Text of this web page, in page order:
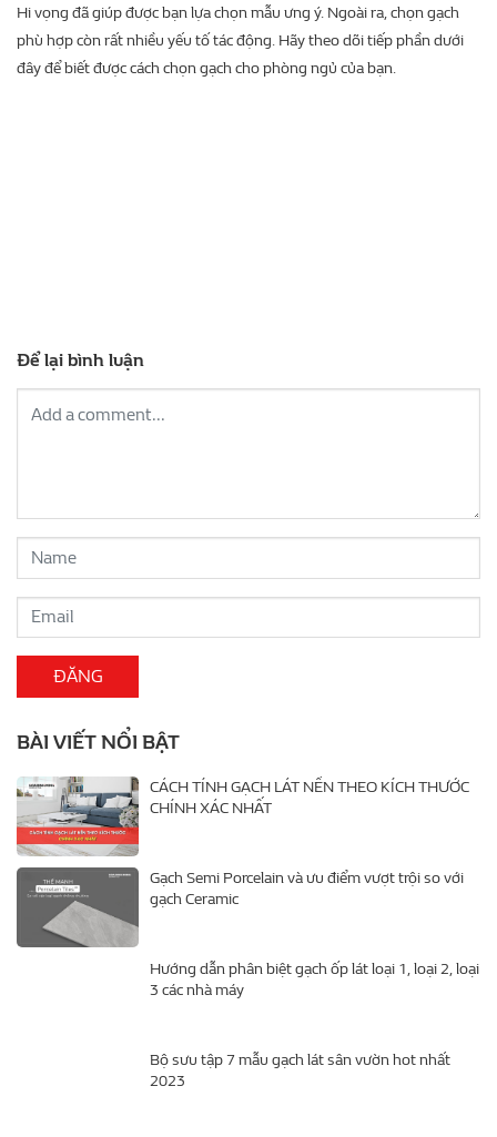
Hi vọng đã giúp được bạn lựa chọn mẫu ưng ý. Ngoài ra, chọn gạch
phù hợp còn rất nhiều yếu tố tác động. Hãy theo dõi tiếp phần dưới
đây để biết được cách chọn gạch cho phòng ngủ của bạn.
Để lại bình luận
BÀI VIẾT NỔI BẬT
CÁCH TÍNH GẠCH LÁT NỀN THEO KÍCH THƯỚC
CHÍNH XÁC NHẤT
Gạch Semi Porcelain và ưu điểm vượt trội so với
gạch Ceramic
Hướng dẫn phân biệt gạch ốp lát loại 1, loại 2, loại
3 các nhà máy
Bộ sưu tập 7 mẫu gạch lát sân vườn hot nhất
2023